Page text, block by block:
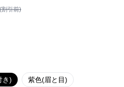
引前)
き) 紫色(眉と目)